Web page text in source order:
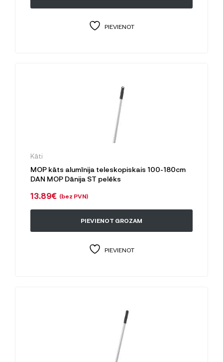
PIEVIENOT
Kāti
MOP kāts alumīnija teleskopiskais 100-180cm
DAN MOP Dānija ST pelēks
13.89€ (bez PVN)
PIEVIENOT GROZAM
PIEVIENOT